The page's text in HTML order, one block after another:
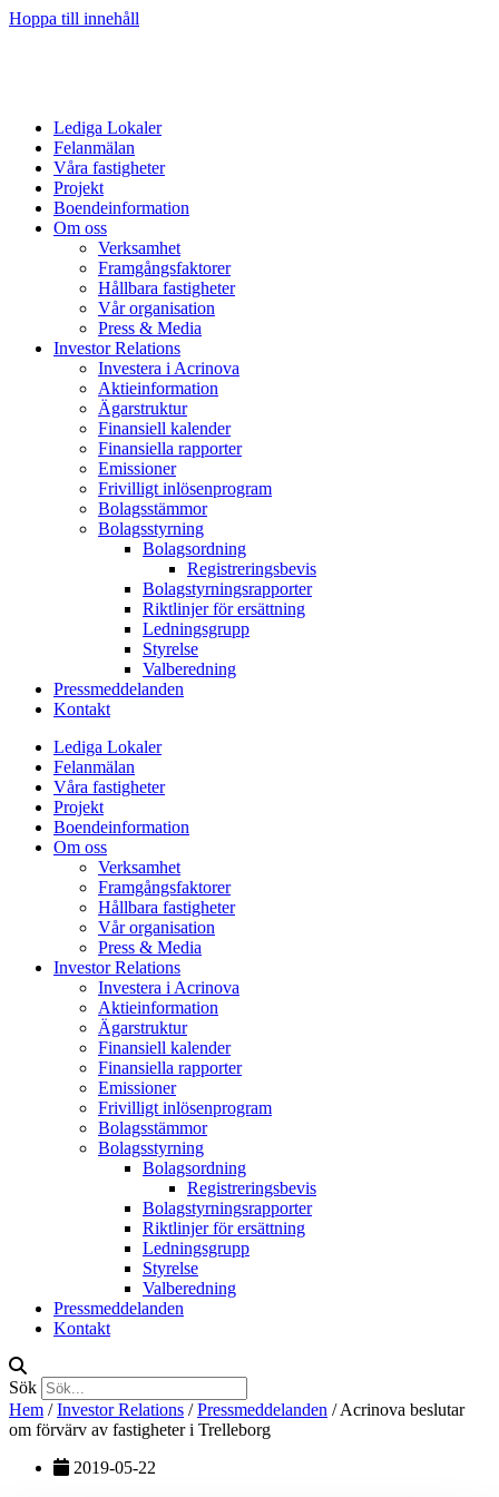
Hoppa till innehåll
Lediga Lokaler
Felanmälan
Våra fastigheter
Projekt
Boendeinformation
Om oss
Verksamhet
Framgångsfaktorer
Hållbara fastigheter
Vår organisation
Press & Media
Investor Relations
Investera i Acrinova
Aktieinformation
Ägarstruktur
Finansiell kalender
Finansiella rapporter
Emissioner
Frivilligt inlösenprogram
Bolagsstämmor
Bolagsstyrning
Bolagsordning
Registreringsbevis
Bolagstyrningsrapporter
Riktlinjer för ersättning
Ledningsgrupp
Styrelse
Valberedning
Pressmeddelanden
Kontakt
Lediga Lokaler
Felanmälan
Våra fastigheter
Projekt
Boendeinformation
Om oss
Verksamhet
Framgångsfaktorer
Hållbara fastigheter
Vår organisation
Press & Media
Investor Relations
Investera i Acrinova
Aktieinformation
Ägarstruktur
Finansiell kalender
Finansiella rapporter
Emissioner
Frivilligt inlösenprogram
Bolagsstämmor
Bolagsstyrning
Bolagsordning
Registreringsbevis
Bolagstyrningsrapporter
Riktlinjer för ersättning
Ledningsgrupp
Styrelse
Valberedning
Pressmeddelanden
Kontakt
Sök
Hem /Investor Relations /Pressmeddelanden /Acrinova beslutar
om förvärv av fastigheter i Trelleborg
2019-05-22